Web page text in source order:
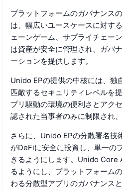
プラットフォームのガバナンス
は、幅広いユースケースに対す
ェーンゲーム、サプライチェー
は資産が安全に管理され、ガバ
ーションを提供します。
Unido EPの提供の中核には、独
匹敵するセキュリティレベルを
プリ駆動の環境の便利さとアク
認された当事者のみに制限され
さらに、Unido EPの分散署名
がDeFiに安全に投資し、単一の
きるようにします。Unido Core
るようにし、プラットフォーム
わる分散型アプリのガバナンス